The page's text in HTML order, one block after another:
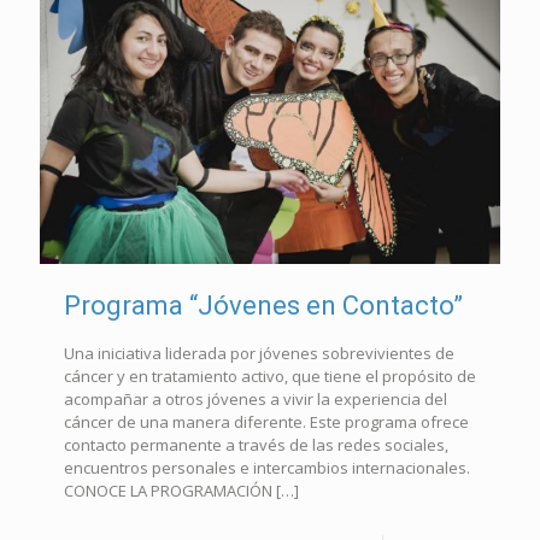
Programa “Jóvenes en Contacto”
Una iniciativa liderada por jóvenes sobrevivientes de
cáncer y en tratamiento activo, que tiene el propósito de
acompañar a otros jóvenes a vivir la experiencia del
cáncer de una manera diferente. Este programa ofrece
contacto permanente a través de las redes sociales,
encuentros personales e intercambios internacionales.
CONOCE LA PROGRAMACIÓN […]